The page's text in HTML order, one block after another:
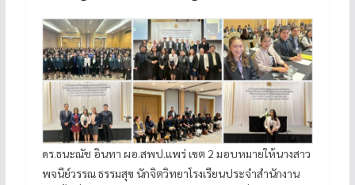
ดร.ธนะณัช อินทา ผอ.สพป.แพร่ เขต 2 มอบหมายให้นางสาว
พจนีย์วรรณ ธรรมสุข นักจิตวิทยาโรงเรียนประจำสำนักงาน